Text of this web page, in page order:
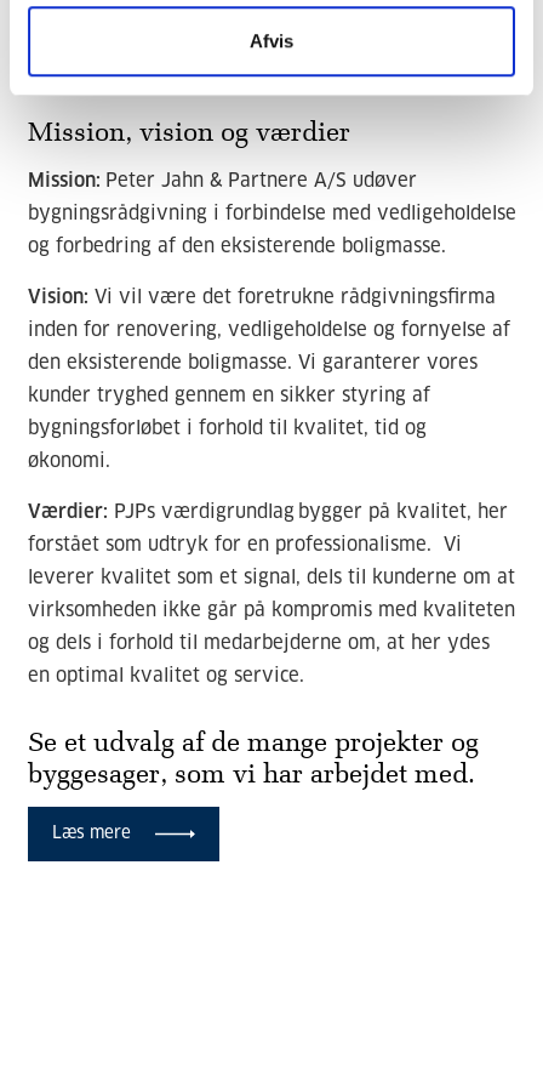
Afvis
Mission, vision og værdier
Mission: Peter Jahn & Partnere A/S udøver
bygningsrådgivning i forbindelse med vedligeholdelse
og forbedring af den eksisterende boligmasse.
Vision: Vi vil være det foretrukne rådgivningsfirma
inden for renovering, vedligeholdelse og fornyelse af
den eksisterende boligmasse. Vi garanterer vores
kunder tryghed gennem en sikker styring af
bygningsforløbet i forhold til kvalitet, tid og
økonomi.
Værdier: PJPs værdigrundlag bygger på kvalitet, her
forstået som udtryk for en professionalisme.
Vi
leverer kvalitet som et signal, dels til kunderne om at
virksomheden ikke går på kompromis med kvaliteten
og dels i forhold til medarbejderne om, at her ydes
en optimal kvalitet og service.
Se et udvalg af de mange projekter og
byggesager, som vi har arbejdet med.
Læs mere